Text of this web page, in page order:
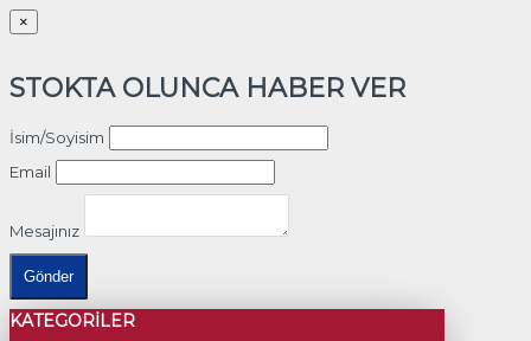
×
STOKTA OLUNCA HABER VER
İsim/Soyisim
Email
Mesajınız
Gönder
KATEGORILER